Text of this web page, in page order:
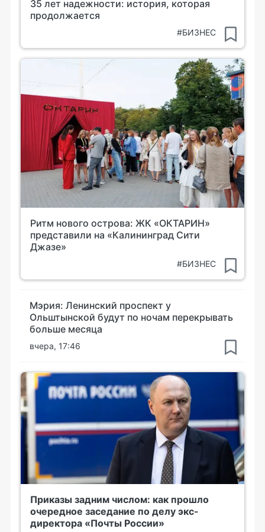
35 лет надежности: история, которая
продолжается
#БИЗНЕС
Ритм нового острова: ЖК «ОКТАРИН»
представили на «Калининград Сити
Джазе»
#БИЗНЕС
Мэрия: Ленинский проспект у
Ольштынской будут по ночам перекрывать
больше месяца
вчера, 17:46
Приказы задним числом: как прошло
очередное заседание по делу экс-
директора «Почты России»